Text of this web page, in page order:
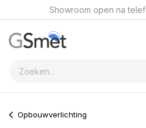
Overslaan naar inhoudShowroom open na
Opbouwverlichting